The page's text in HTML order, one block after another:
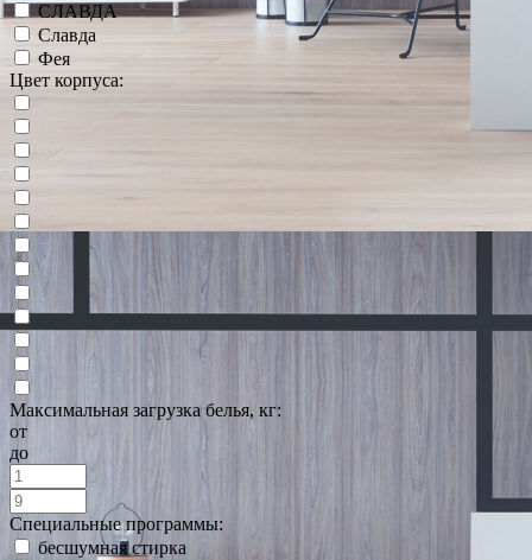
СЛАВДА
Славда
Фея
Цвет корпуса:
Максимальная загрузка белья, кг:
от
до
Специальные программы:
бесшумная стирка